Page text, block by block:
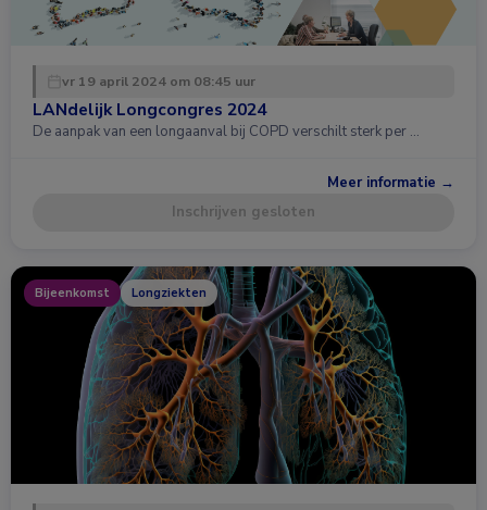
vr 19 april 2024 om 08:45 uur
LANdelijk Longcongres 2024
De aanpak van een longaanval bij COPD verschilt sterk per …
Meer informatie →
Inschrijven gesloten
Bijeenkomst Longziekten